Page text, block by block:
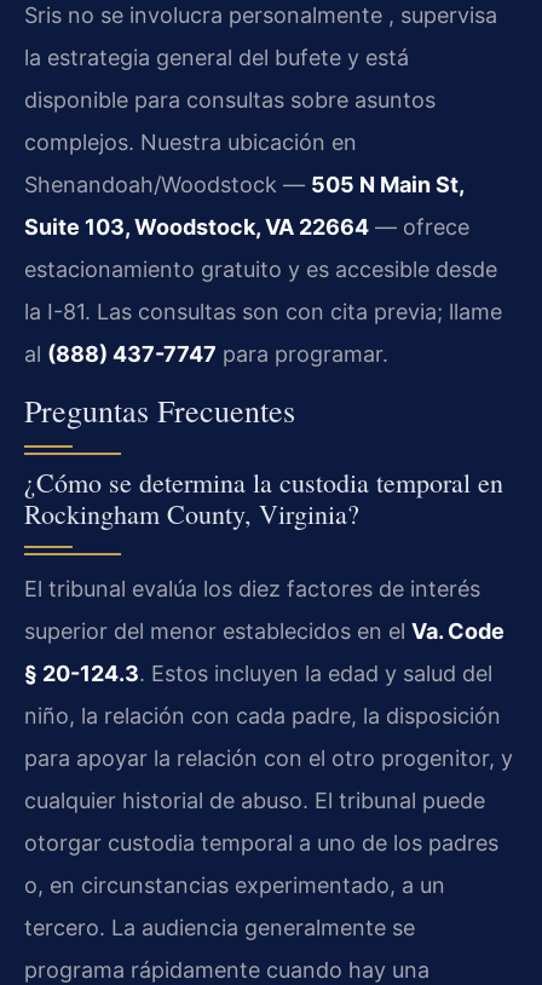
Sris no se involucra personalmente , supervisa
la estrategia general del bufete y está
disponible para consultas sobre asuntos
complejos. Nuestra ubicación en
Shenandoah/Woodstock — 505 N Main St,
Suite 103, Woodstock, VA 22664 — ofrece
estacionamiento gratuito y es accesible desde
la I-81. Las consultas son con cita previa; llame
al (888) 437-7747 para programar.
Preguntas Frecuentes
¿Cómo se determina la custodia temporal en
Rockingham County, Virginia?
El tribunal evalúa los diez factores de interés
superior del menor establecidos en el Va. Code
§ 20-124.3. Estos incluyen la edad y salud del
niño, la relación con cada padre, la disposición
para apoyar la relación con el otro progenitor, y
cualquier historial de abuso. El tribunal puede
otorgar custodia temporal a uno de los padres
o, en circunstancias experimentado, a un
tercero. La audiencia generalmente se
programa rápidamente cuando hay una